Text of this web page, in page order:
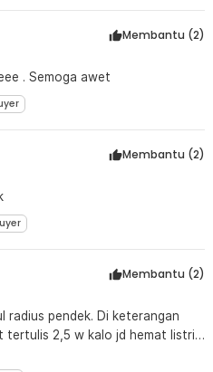
Membantu (2)
. Semoga awet
Membantu (2)
Membantu (2)
radius pendek. Di keterangan
tertulis 2,5 w kalo jd hemat listrik,